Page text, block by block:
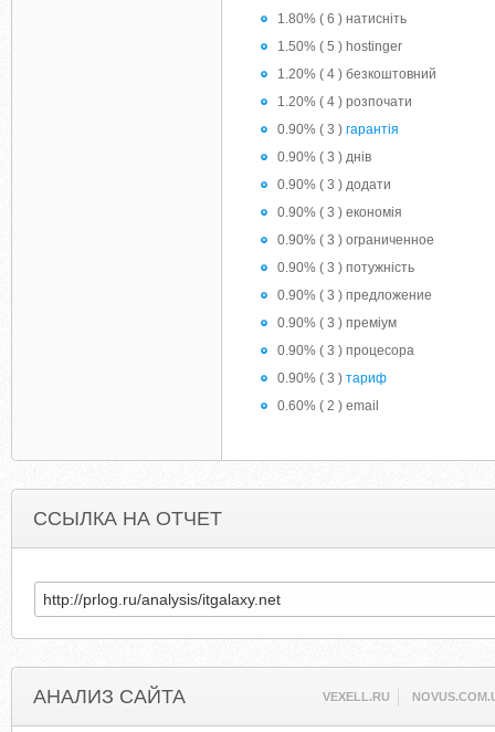
1.80% ( 6 ) натисніть
1.50% ( 5 ) hostinger
1.20% ( 4 ) безкоштовний
1.20% ( 4 ) розпочати
0.90% ( 3 ) гарантія
0.90% ( 3 ) днів
0.90% ( 3 ) додати
0.90% ( 3 ) економія
0.90% ( 3 ) ограниченное
0.90% ( 3 ) потужність
0.90% ( 3 ) предложение
0.90% ( 3 ) преміум
0.90% ( 3 ) процесора
0.90% ( 3 ) тариф
0.60% ( 2 ) email
ССЫЛКА НА ОТЧЕТ
АНАЛИЗ САЙТА VEXELL.RU